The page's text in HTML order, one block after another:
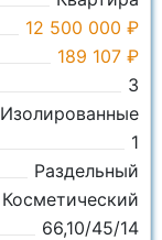
12 500 000 ₽
189 107 ₽
3
Изолированные
1
Раздельный
Косметический
66,10/45/14